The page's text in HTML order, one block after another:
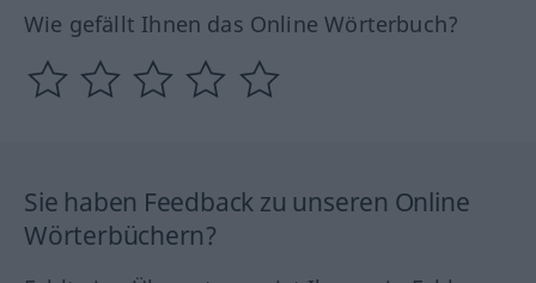
Wie gefällt Ihnen das Online Wörterbuch?
Sie haben Feedback zu unseren Online
Wörterbüchern?